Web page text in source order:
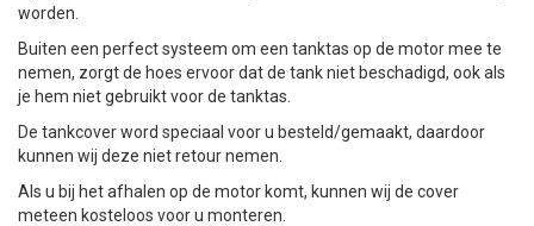
worden.
Buiten een perfect systeem om een tanktas op de motor mee te
nemen, zorgt de hoes ervoor dat de tank niet beschadigd, ook als
je hem niet gebruikt voor de tanktas.
De tankcover word speciaal voor u besteld/gemaakt, daardoor
kunnen wij deze niet retour nemen.
Als u bij het afhalen op de motor komt, kunnen wij de cover
meteen kosteloos voor u monteren.